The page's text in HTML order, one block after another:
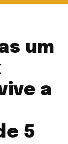
um
a
5